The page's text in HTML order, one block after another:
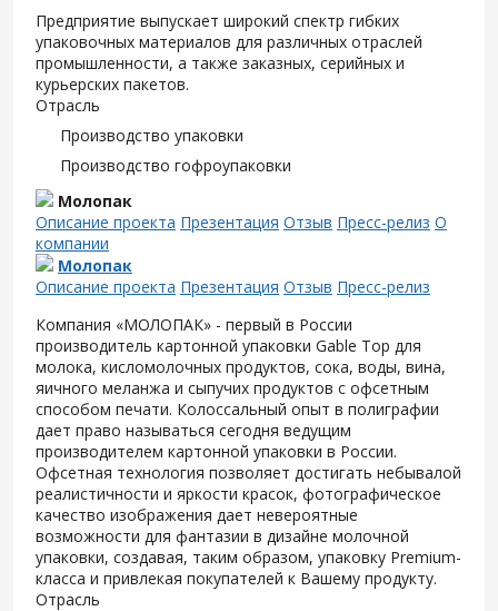
Предприятие выпускает широкий спектр гибких
упаковочных материалов для различных отраслей
промышленности, а также заказных, серийных и
курьерских пакетов.
Отрасль
Производство упаковки
Производство гофроупаковки
Молопак
Описание проекта Презентация Отзыв Пресс-релиз О
компании
Молопак
Описание проекта Презентация Отзыв Пресс-релиз
Компания «МОЛОПАК» - первый в России
производитель картонной упаковки Gable Top для
молока, кисломолочных продуктов, сока, воды, вина,
яичного меланжа и сыпучих продуктов с офсетным
способом печати. Колоссальный опыт в полиграфии
дает право называться сегодня ведущим
производителем картонной упаковки в России.
Офсетная технология позволяет достигать небывалой
реалистичности и яркости красок, фотографическое
качество изображения дает невероятные
возможности для фантазии в дизайне молочной
упаковки, создавая, таким образом, упаковку Premium-
класса и привлекая покупателей к Вашему продукту.
Отрасль